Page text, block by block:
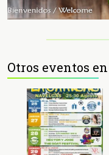
Otros eventos